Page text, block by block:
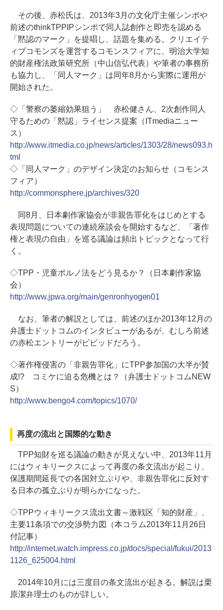
その後、赤松氏は、2013年3月の文化庁主催シンポや
前述のthinkTPPIPシンポで同人誌創作と即売を認める
「黙認のマーク」を提唱し、話題を集める。クリエイテ
ィブコモンズを運営するコモンスフィアに、明治大学知
的財産権法政策研究所（中山信弘代表）や筆者の事務所
も協力し、「同人マーク」は同年8月から実際に運用が
開始された。
◇「警察の萎縮効果狙う」 赤松健さん、2次創作同人
守るための「黙認」ライセンス提案（ITmediaニュー
ス）
http://www.itmedia.co.jp/news/articles/1303/28/news093.h
tml
◇「同人マーク」のデザイン決定のお知らせ（コモンス
フィア）
http://commonsphere.jp/archives/320
同8月、日本劇作家協会が非親告罪化をはじめとする
表現問題についての連続座談会を開始するなど、「著作
権と表現の自由」を巡る議論は頻出トピックとなって行
く。
◇TPP・児童ポルノ法をどう見るか？（日本劇作家協
会）
http://www.jpwa.org/main/genronhyogen01
なお、筆者の解説としては、前述のほか2013年12月の
弁護士ドットコムのインタビューがあるが、むしろ前述
の赤松エントリーがビビッドだろう。
◇著作権侵害の「非親告罪化」にTPP参加国の大半が賛
成!? コミケに迫る危機とは？（弁護士ドットコムNEW
S）
http://www.bengo4.com/topics/1070/
再度の流出と国際的な動き
TPP知財を巡る議論の動きが見えない中、2013年11月
にはウィキリークスによって再度の条文流出が起こり、
保護期間延長での各国対立ぶりや、非親告罪化に反対す
る日本の孤立ぶりが明らかになった。
◇TPPウィキリークス流出文書～激戦区「知的財産」、
主要11条項での交渉勢力図（本コラム2013年11月26日
付記事）
http://internet.watch.impress.co.jp/docs/special/fukui/2013
1126_625004.html
2014年10月には三度目の条文流出が起きる。解説は栗
原潔弁理士のものが詳しい。